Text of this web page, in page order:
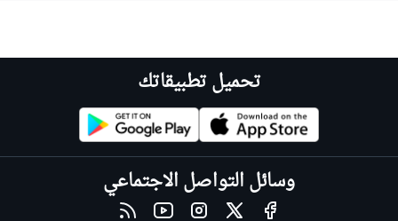
تحميل تطبيقاتك
وسائل التواصل الاجتماعي